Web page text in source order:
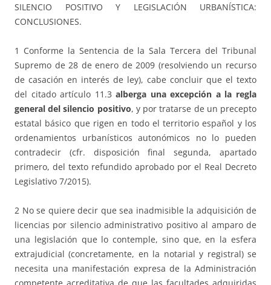
SILENCIO POSITIVO Y LEGISLACIÓN URBANÍSTICA:
CONCLUSIONES.
1 Conforme la Sentencia de la Sala Tercera del Tribunal
Supremo de 28 de enero de 2009 (resolviendo un recurso
de casación en interés de ley), cabe concluir que el texto
del citado artículo 11.3alberga una excepción a la regla
general del silencio positivo, y por tratarse de un precepto
estatal básico que rigen en todo el territorio español y los
ordenamientos urbanísticos autonómicos no lo pueden
contradecir (cfr. disposición final segunda, apartado
primero, del texto refundido aprobado por el Real Decreto
Legislativo 7/2015).
2 No se quiere decir que sea inadmisible la adquisición de
licencias por silencio administrativo positivo al amparo de
una legislación que lo contemple, sino que, en la esfera
extrajudicial (concretamente, en la notarial y registral) se
necesita una manifestación expresa de la Administración
competente acreditativa de que las facultades adquiridas